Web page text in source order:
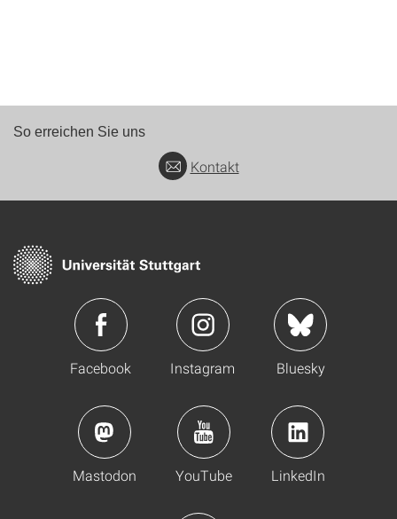
So erreichen Sie uns
Kontakt
Facebook Instagram Bluesky
Mastodon YouTube LinkedIn